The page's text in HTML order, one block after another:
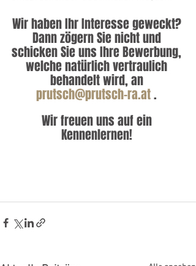
Wir haben Ihr Interesse geweckt?
Dann zögern Sie nicht und
schicken Sie uns Ihre Bewerbung,
welche natürlich vertraulich
behandelt wird, an
prutsch@prutsch-ra.at .
Wir freuen uns auf ein
Kennenlernen!